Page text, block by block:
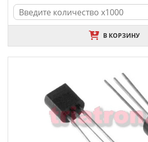
В КОРЗИНУ